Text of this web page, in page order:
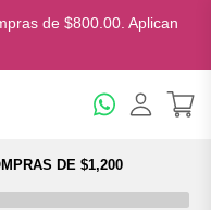
de $800.00. Aplican
DE $1,200